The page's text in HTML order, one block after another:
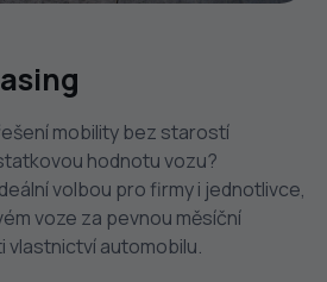
mobility bez starostí
hodnotu vozu?
volbou pro firmy i jednotlivce,
voze za pevnou měsíční
vlastnictví automobilu.